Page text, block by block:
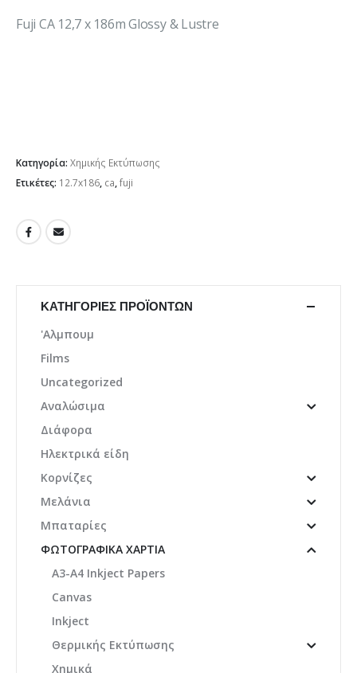
Fuji CA 12,7 x 186m Glossy & Lustre
Κατηγορία: Χημικής Εκτύπωσης
Ετικέτες: 12.7x186, ca,fuji
ΚΑΤΗΓΟΡΊΕΣ ΠΡΟΪΌΝΤΩΝ
'Αλμπουμ
Films
Uncategorized
Αναλώσιμα
Διάφορα
Ηλεκτρικά είδη
Κορνίζες
Μελάνια
Μπαταρίες
ΦΩΤΟΓΡΑΦΙΚΆ ΧΑΡΤΙΆ
A3-A4 Inkject Papers
Canvas
Inkject
Θερμικής Εκτύπωσης
Χημικά